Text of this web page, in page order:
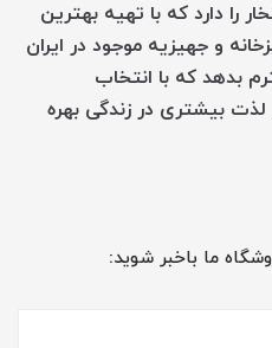
را دارد که با تهیه بهترین
و جهیزیه موجود در ایران
بدهد که با انتخاب
لذت بیشتری در زندگی بهره
ما باخبر شوید: